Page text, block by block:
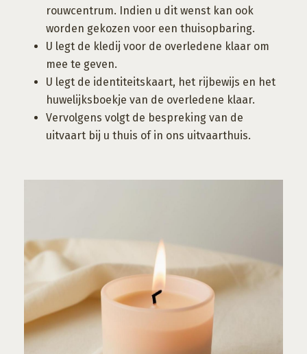
rouwcentrum. Indien u dit wenst kan ook
worden gekozen voor een thuisopbaring.
U legt de kledij voor de overledene klaar om
mee te geven.
U legt de identiteitskaart, het rijbewijs en het
huwelijksboekje van de overledene klaar.
Vervolgens volgt de bespreking van de
uitvaart bij u thuis of in ons uitvaarthuis.